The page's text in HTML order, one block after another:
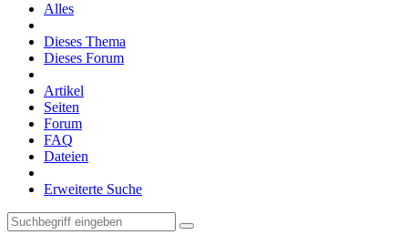
Alles
Dieses Thema
Dieses Forum
Artikel
Seiten
Forum
FAQ
Dateien
Erweiterte Suche